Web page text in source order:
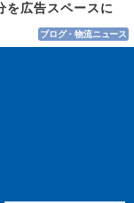
広告スペースに
ブログ・物流ニュース